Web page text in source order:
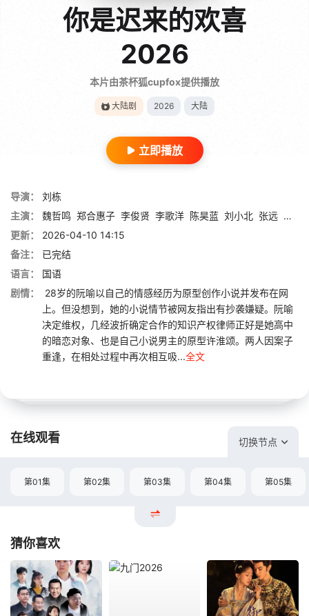
你是迟来的欢喜
2026
本片由茶杯狐cupfox提供播放
大陆剧 2026 大陆
立即播放
导演：
刘栋
主演：
魏哲鸣 郑合惠子 李俊贤 李歌洋 陈昊蓝 刘小北 张远 张沐
更新：
2026-04-10 14:15
备注：
已完结
语言：
国语
剧情：
28岁的阮喻以自己的情感经历为原型创作小说并发布在网
上。但没想到，她的小说情节被网友指出有抄袭嫌疑。阮喻
决定维权，几经波折确定合作的知识产权律师正好是她高中
的暗恋对象、也是自己小说男主的原型许淮颂。两人因案子
重逢，在相处过程中再次相互吸...全文
在线观看 切换节点
第01集 第02集 第03集 第04集 第05集
猜你喜欢